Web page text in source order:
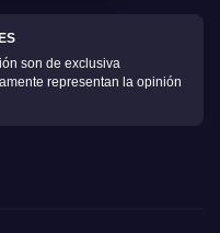
son de exclusiva
representan la opinión